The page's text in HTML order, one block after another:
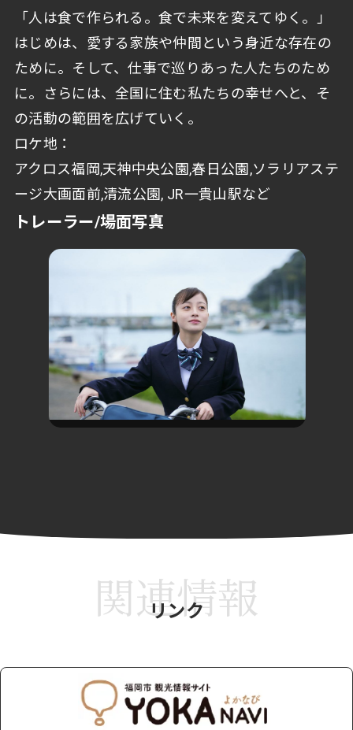
「人は食で作られる。食で未来を変えてゆく。」
はじめは、愛する家族や仲間という身近な存在の
ために。そして、仕事で巡りあった人たちのため
に。さらには、全国に住む私たちの幸せへと、そ
の活動の範囲を広げていく。
ロケ地：
アクロス福岡,天神中央公園,春日公園,ソラリアステ
ージ大画面前,清流公園, JR一貴山駅など
トレーラー/場面写真
関連情報
リンク